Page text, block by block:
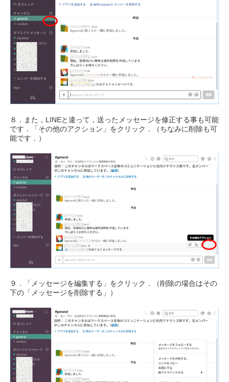
８．また，LINEと違って，送ったメッセージを修正する事も可能
です．「その他のアクション」をクリック．（ちなみに削除も可
能です．）
９．「メッセージを編集する」をクリック．（削除の場合はその
下の「メッセージを削除する」）